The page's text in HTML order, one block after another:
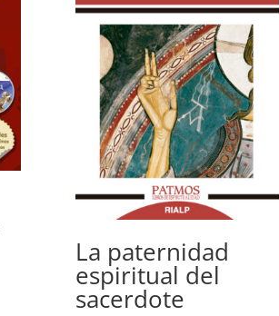
La paternidad
espiritual del
sacerdote